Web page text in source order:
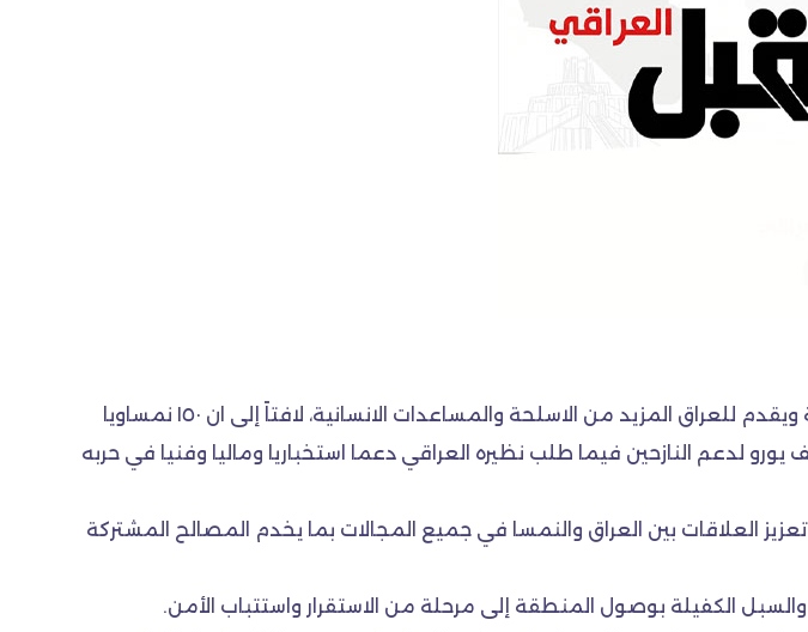
اعلن وزير الخارجية النمساوي، أمس الأحد، ان الاتحاد الاوروبي سيدرب الشرطة العراقية ويقدم للعراق المزيد من الاسلحة والمساعدات الانسانية، لافتاً إلى ان ١٥٠ نمساويا
لدعم النازحين فيما طلب نظيره العراقي دعما استخباريا وماليا وفنيا في حربه
العلاقات بين العراق والنمسا في جميع المجالات بما يخدم المصالح المشتركة
الكفيلة بوصول المنطقة إلى مرحلة من الاستقرار واستتباب الأمن.